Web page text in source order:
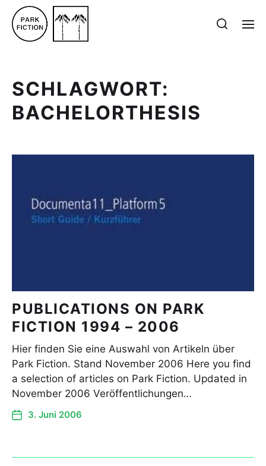
SCHLAGWORT:
BACHELORTHESIS
PUBLICATIONS ON PARK
FICTION 1994 – 2006
Hier finden Sie eine Auswahl von Artikeln über
Park Fiction. Stand November 2006 Here you find
a selection of articles on Park Fiction. Updated in
November 2006 Veröffentlichungen…
3. Juni 2006